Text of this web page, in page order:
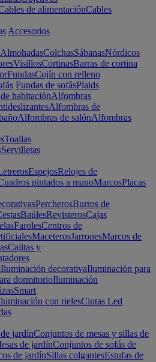
de alimentaciónCables
Accesorios
AlmohadasColchasSábanasNórdicos
VisillosCortinasBarras de cortina
FundasCojín con relleno
Fundas de sofásPlaids
habitaciónAlfombras
Alfombras de
Alfombras de salónAlfombras
Toallas
Servilletas
EspejosRelojes de
pintados a manoMarcosPlacas
PercherosBurros de
BaúlesRevisterosCajas
FarolesCentros de
MaceterosJarronesMarcos de
Cajitas y
Iluminación decorativaIluminación para
dormitorioIluminación
Smart
con rielesCintas Led
jardínConjuntos de mesas y sillas de
de jardínConjuntos de sofás de
de jardínSillas colgantesEstufas de